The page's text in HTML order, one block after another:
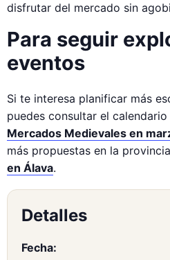
disfrutar del mercado sin
Para seguir
eventos
Si te interesa planificar más
puedes consultar el
Mercados Medievales en
más propuestas en la
en Álava.
Detalles
Fecha: